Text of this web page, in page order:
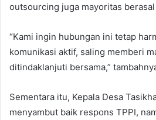
outsourcing juga mayoritas
“Kami ingin hubungan ini tetap
komunikasi aktif, saling memberi
ditindaklanjuti bersama,”
Sementara itu, Kepala Desa
menyambut baik respons TPPI,